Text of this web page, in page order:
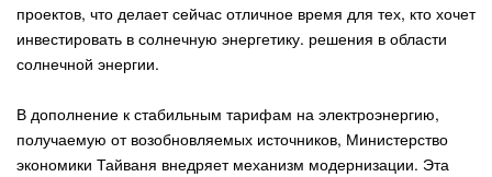
проектов, что делает сейчас отличное время для тех, кто хочет
инвестировать в солнечную энергетику. решения в области
солнечной энергии.
В дополнение к стабильным тарифам на электроэнергию,
получаемую от возобновляемых источников, Министерство
экономики Тайваня внедряет механизм модернизации. Эта